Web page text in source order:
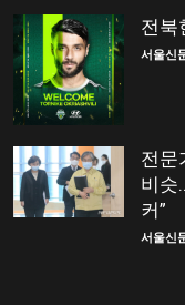
전북
서울신
전문
비슷
커”
서울신